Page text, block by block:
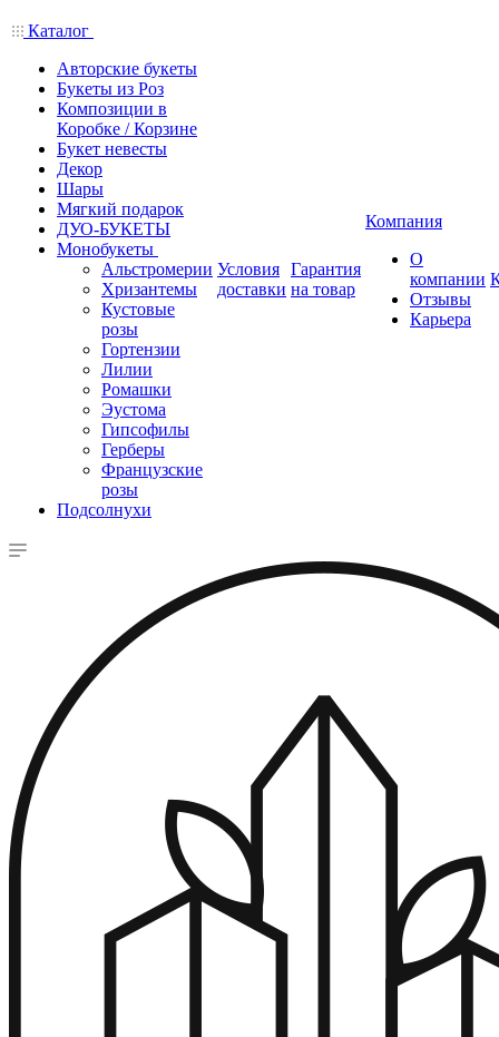
Каталог
Авторские букеты
Букеты из Роз
Композиции в
Коробке / Корзине
Букет невесты
Декор
Шары
Мягкий подарок
ДУО-БУКЕТЫ
Монобукеты
Альстромерии
Хризантемы
Кустовые
розы
Гортензии
Лилии
Ромашки
Эустома
Гипсофилы
Герберы
Французские
розы
Подсолнухи
Условия
доставки
Гарантия
на товар
Компания
О
компании
Отзывы
Карьера